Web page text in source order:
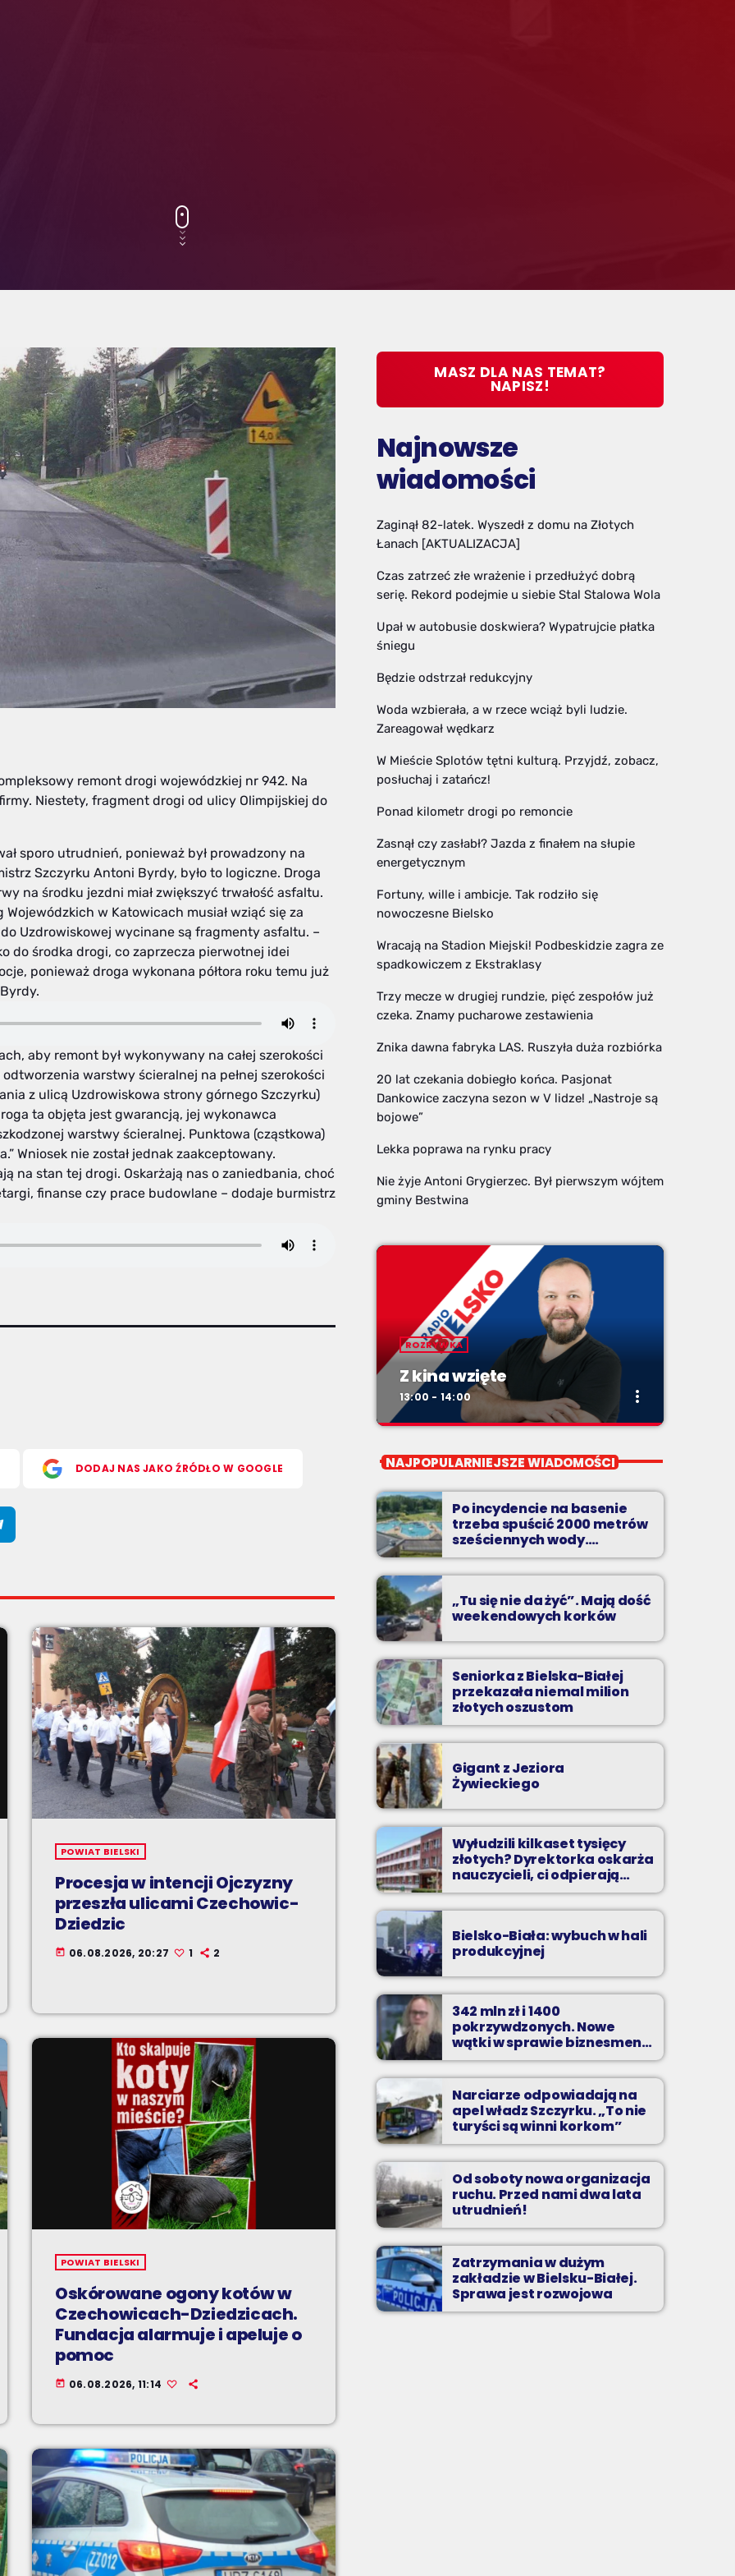
remont drogi wojewódzkiej nr 942. Na
Niestety, fragment drogi od ulicy Olimpijskiej do
sporo utrudnień, ponieważ był prowadzony na
Szczyrku Antoni Byrdy, było to logiczne. Droga
na środku jezdni miał zwiększyć trwałość asfaltu.
Wojewódzkich w Katowicach musiał wziąć się za
Uzdrowiskowej wycinane są fragmenty asfaltu. –
do środka drogi, co zaprzecza pierwotnej idei
ponieważ droga wykonana półtora roku temu już
aby remont był wykonywany na całej szerokości
warstwy ścieralnej na pełnej szerokości
z ulicą Uzdrowiskowa strony górnego Szczyrku)
ta objęta jest gwarancją, jej wykonawca
warstwy ścieralnej. Punktowa (cząstkowa)
Wniosek nie został jednak zaakceptowany.
na stan tej drogi. Oskarżają nas o zaniedbania, choć
finanse czy prace budowlane – dodaje burmistrz
DODAJ NAS JAKO ŹRÓDŁO W GOOGLE
POWIAT BIELSKI
Procesja w intencji Ojczyzny
przeszła ulicami Czechowic-
Dziedzic
today 06.08.2026, 20:27 1 2
POWIAT BIELSKI
Oskórowane ogony kotów w
Czechowicach-Dziedzicach.
Fundacja alarmuje i apeluje o
pomoc
today 06.08.2026, 11:14
MASZ DLA NAS TEMAT?
NAPISZ!
Najnowsze
wiadomości
Zaginął 82-latek. Wyszedł z domu na Złotych
Łanach [AKTUALIZACJA]
Czas zatrzeć złe wrażenie i przedłużyć dobrą
serię. Rekord podejmie u siebie Stal Stalowa Wola
Upał w autobusie doskwiera? Wypatrujcie płatka
śniegu
Będzie odstrzał redukcyjny
Woda wzbierała, a w rzece wciąż byli ludzie.
Zareagował wędkarz
W Mieście Splotów tętni kulturą. Przyjdź, zobacz,
posłuchaj i zatańcz!
Ponad kilometr drogi po remoncie
Zasnął czy zasłabł? Jazda z finałem na słupie
energetycznym
Fortuny, wille i ambicje. Tak rodziło się
nowoczesne Bielsko
Wracają na Stadion Miejski! Podbeskidzie zagra ze
spadkowiczem z Ekstraklasy
Trzy mecze w drugiej rundzie, pięć zespołów już
czeka. Znamy pucharowe zestawienia
Znika dawna fabryka LAS. Ruszyła duża rozbiórka
20 lat czekania dobiegło końca. Pasjonat
Dankowice zaczyna sezon w V lidze! „Nastroje są
bojowe”
Lekka poprawa na rynku pracy
Nie żyje Antoni Grygierzec. Był pierwszym wójtem
gminy Bestwina
ROZRYWKA
Z kina wzięte
13:00 - 14:00 more_vert
Z kina wzięte
Z Kina Wzięte to audycja w której film
występuje roli głównej.
NAJPOPULARNIEJSZE WIADOMOŚCI
Po incydencie na basenie
trzeba spuścić 2000 metrów
sześciennych wody.
„Ogromne koszty i ogromna
praca”
„Tu się nie da żyć”. Mają dość
weekendowych korków
Seniorka z Bielska-Białej
przekazała niemal milion
złotych oszustom
Gigant z Jeziora
Żywieckiego
Wyłudzili kilkaset tysięcy
złotych? Dyrektorka oskarża
nauczycieli, ci odpierają
zarzuty
Bielsko-Biała: wybuch w hali
produkcyjnej
342 mln zł i 1400
pokrzywdzonych. Nowe
wątki w sprawie biznesmena
z Bielska-Białej
Narciarze odpowiadają na
apel władz Szczyrku. „To nie
turyści są winni korkom”
Od soboty nowa organizacja
ruchu. Przed nami dwa lata
utrudnień!
Zatrzymania w dużym
zakładzie w Bielsku-Białej.
Sprawa jest rozwojowa